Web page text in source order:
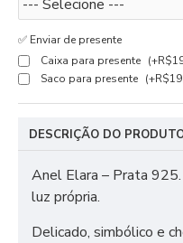
✅ Enviar de presente
Caixa para presente
Saco para presente
DESCRIÇÃO DO
Anel Elara – Prata
luz própria.
Delicado, simbólico e